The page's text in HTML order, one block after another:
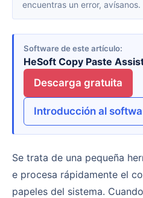
encuentras un error, avísanos.
Software de este artículo
HeSoft Copy Paste
Descarga gratuita
Introducción al
Se trata de una pequeña herramienta de software qu
e procesa rápidamente el
papeles del sistema.